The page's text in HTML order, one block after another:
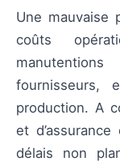
Une mauvaise
coûts
fournisseurs,
production. A
et
délais non